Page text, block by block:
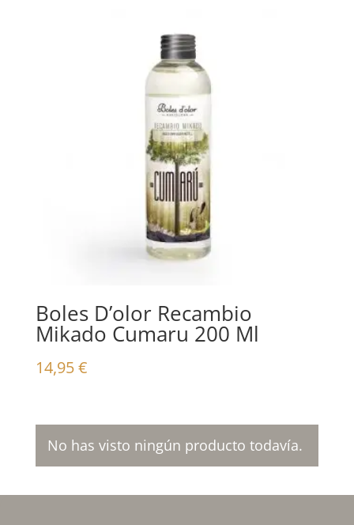
Boles D’olor Recambio
Mikado Cumaru 200 Ml
14,95€
No has visto ningún producto todavía.